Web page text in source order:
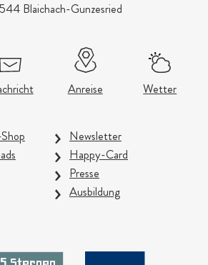
Blaichach-Gunzesried
Anreise Wetter
Newsletter
Happy-Card
Presse
Ausbildung